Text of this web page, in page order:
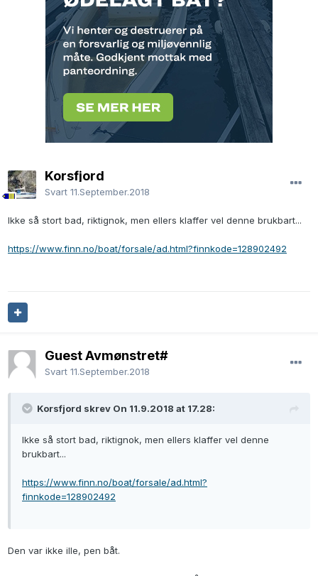
Korsfjord
Svart 11.September.2018
Ikke så stort bad, riktignok, men ellers klaffer vel denne brukbart...
https://www.finn.no/boat/forsale/ad.html?finnkode=128902492
Guest Avmønstret#
Svart 11.September.2018
Korsfjord skrev On 11.9.2018 at 17.28:
Ikke så stort bad, riktignok, men ellers klaffer vel denne
brukbart...
https://www.finn.no/boat/forsale/ad.html?
finnkode=128902492
Den var ikke ille, pen båt.